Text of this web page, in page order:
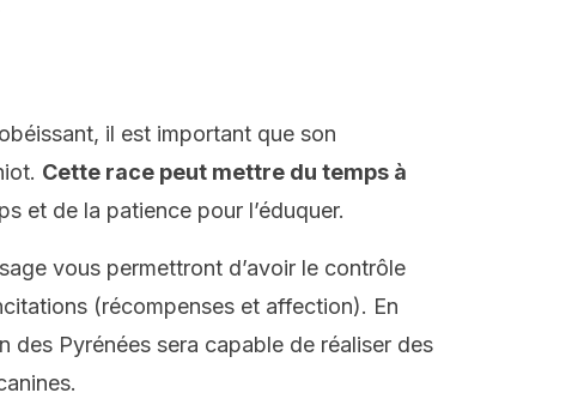
il est important que son
Cette race peut mettre du temps à
et de la patience pour l’éduquer.
vous permettront d’avoir le contrôle
(récompenses et affection). En
des Pyrénées sera capable de réaliser des